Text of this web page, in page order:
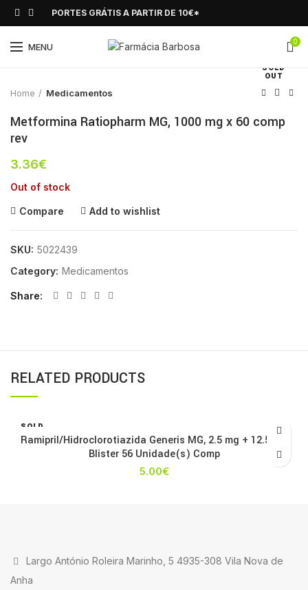
PORTES GRÁTIS A PARTIR DE 10€*
MENU 0
SOLD
OUT
Click to enlarge
Home Medicamentos
Metformina Ratiopharm MG, 1000 mg x 60 comp
rev
3.36€
Out of stock
Compare Add to wishlist
SKU: 5022439
Category: Medicamentos
Share
RELATED PRODUCTS
SOLD
OUT
Ramipril/Hidroclorotiazida Generis MG, 2.5 mg + 12.5 mg
Blister 56 Unidade(s) Comp
5.00€
Largo António Roleira Marinho, 5 4935-308 Vila Nova de
Anha